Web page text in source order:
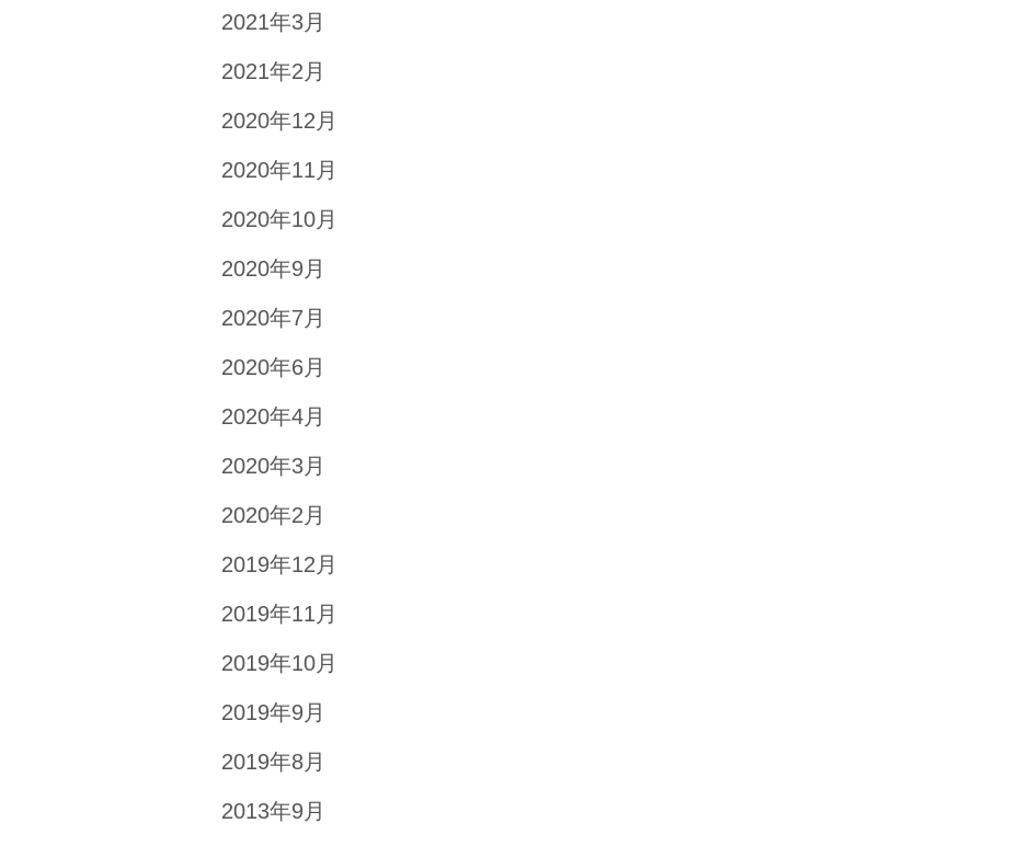
2021年3月
2021年2月
2020年12月
2020年11月
2020年10月
2020年9月
2020年7月
2020年6月
2020年4月
2020年3月
2020年2月
2019年12月
2019年11月
2019年10月
2019年9月
2019年8月
2013年9月